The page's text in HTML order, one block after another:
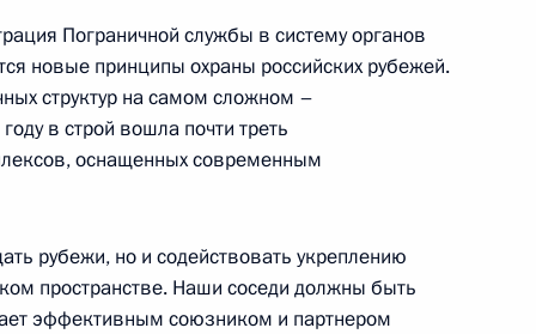
Екатерининский зал
государственных
Пограничной службы в систему органов
новые принципы охраны российских рубежей.
структур на самом сложном –
в строй вошла почти треть
оснащенных современным
рубежи, но и содействовать укреплению
пространстве. Наши соседи должны быть
эффективным союзником и партнером